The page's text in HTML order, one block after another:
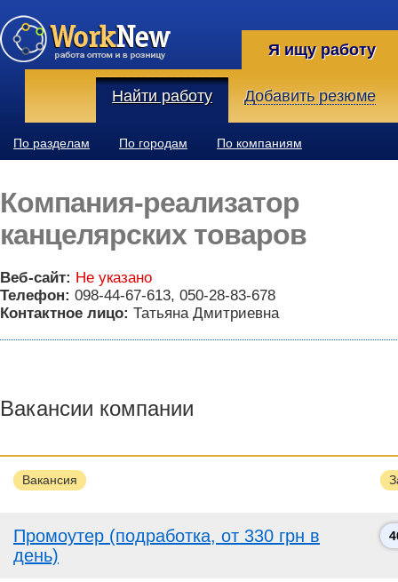
Я ищу работу
Найти работу Добавить резюме
По разделам По городам По компаниям
Компания-реализатор
канцелярских товаров
Веб-сайт: Не указано
Телефон: 098-44-67-613, 050-28-83-678
Контактное лицо: Татьяна Дмитриевна
Вакансии компании
Вакансия
Промоутер (подработка, от 330 грн в
день)